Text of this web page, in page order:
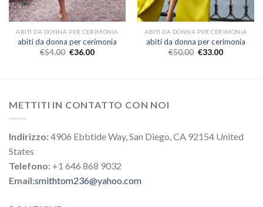
ABITI DA DONNA PER CERIMONIA
abiti da donna per cerimonia
€54.00 €36.00
ABITI DA DONNA PER CERIMONIA
abiti da donna per cerimonia
€50.00 €33.00
METTITI IN CONTATTO CON NOI
Indirizzo:4906 Ebbtide Way, San Diego, CA 92154 United
States
Telefono: +1 646 868 9032
Email:smithtom236@yahoo.com